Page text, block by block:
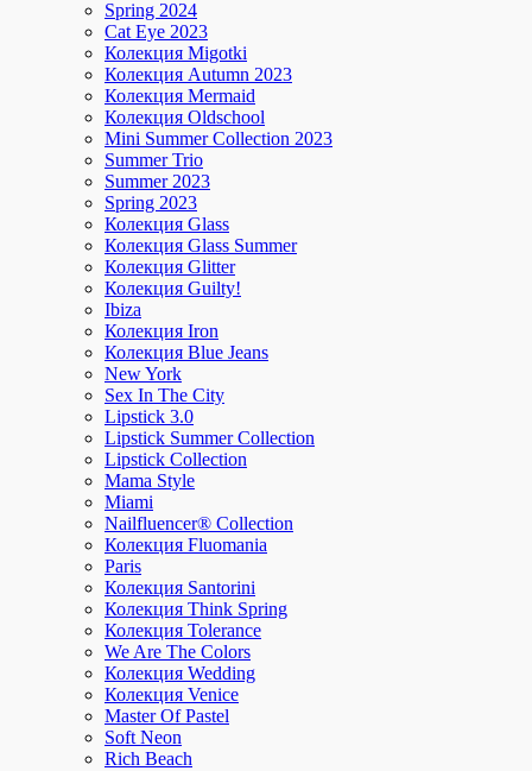
Spring 2024
Cat Eye 2023
Колекция Migotki
Колекция Autumn 2023
Колекция Mermaid
Колекция Oldschool
Mini Summer Collection 2023
Summer Trio
Summer 2023
Spring 2023
Колекция Glass
Колекция Glass Summer
Колекция Glitter
Колекция Guilty!
Ibiza
Колекция Iron
Колекция Blue Jeans
New York
Sex In The City
Lipstick 3.0
Lipstick Summer Collection
Lipstick Collection
Mama Style
Miami
Nailfluencer® Collection
Колекция Fluomania
Paris
Колекция Santorini
Колекция Think Spring
Колекция Tolerance
We Are The Colors
Колекция Wedding
Колекция Venice
Master Of Pastel
Soft Neon
Rich Beach